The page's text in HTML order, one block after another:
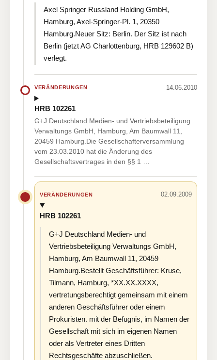
Axel Springer Russland Holding GmbH,
Hamburg, Axel-Springer-Pl. 1, 20350
Hamburg.Neuer Sitz: Berlin. Der Sitz ist nach
Berlin (jetzt AG Charlottenburg, HRB 129602 B)
verlegt.
VERÄNDERUNGEN 14.06.2010
HRB 102261
G+J Deutschland Medien- und Vertriebsbeteiligung
Verwaltungs GmbH, Hamburg, Am Baumwall 11,
20459 Hamburg.Die Gesellschafterversammlung
vom 23.03.2010 hat die Änderung des
Gesellschaftsvertrages in den §§ 1 …
VERÄNDERUNGEN 02.09.2009
HRB 102261
G+J Deutschland Medien- und
Vertriebsbeteiligung Verwaltungs GmbH,
Hamburg, Am Baumwall 11, 20459
Hamburg.Bestellt Geschäftsführer: Kruse,
Tilmann, Hamburg, *XX.XX.XXXX,
vertretungsberechtigt gemeinsam mit einem
anderen Geschäftsführer oder einem
Prokuristen. mit der Befugnis, im Namen der
Gesellschaft mit sich im eigenen Namen
oder als Vertreter eines Dritten
Rechtsgeschäfte abzuschließen.